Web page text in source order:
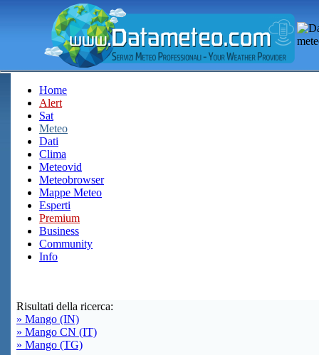
Home
Alert
Sat
Meteo
Dati
Clima
Meteovid
Meteobrowser
Mappe Meteo
Esperti
Premium
Business
Community
Info
Risultati della ricerca:
» Mango (IN)
» Mango CN (IT)
» Mango (TG)